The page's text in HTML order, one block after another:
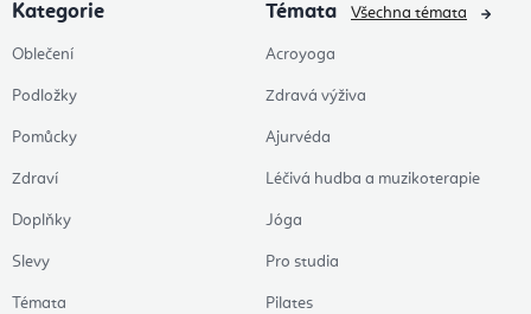
Kategorie
Oblečení
Podložky
Pomůcky
Zdraví
Doplňky
Slevy
Témata
Témata
Acroyoga
Zdravá výživa
Ajurvéda
Léčivá hudba a muzikoterapie
Jóga
Pro studia
Pilates
Všechna témata